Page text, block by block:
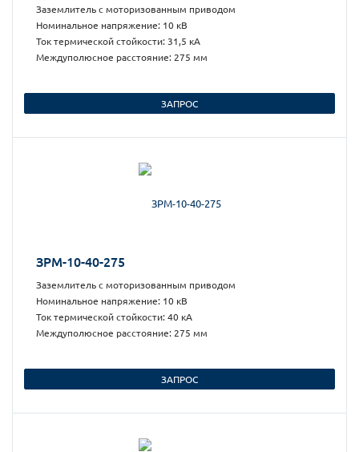
Заземлитель с моторизованным приводом
Номинальное напряжение: 10 кВ
Ток термической стойкости: 31,5 кА
Междуполюсное расстояние: 275 мм
ЗАПРОС
ЗРМ-10-40-275
Заземлитель с моторизованным приводом
Номинальное напряжение: 10 кВ
Ток термической стойкости: 40 кА
Междуполюсное расстояние: 275 мм
ЗАПРОС